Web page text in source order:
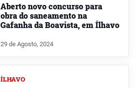
Aberto novo concurso para
obra do saneamento na
Gafanha da Boavista, em Ílhavo
29 de Agosto, 2024
ÍLHAVO